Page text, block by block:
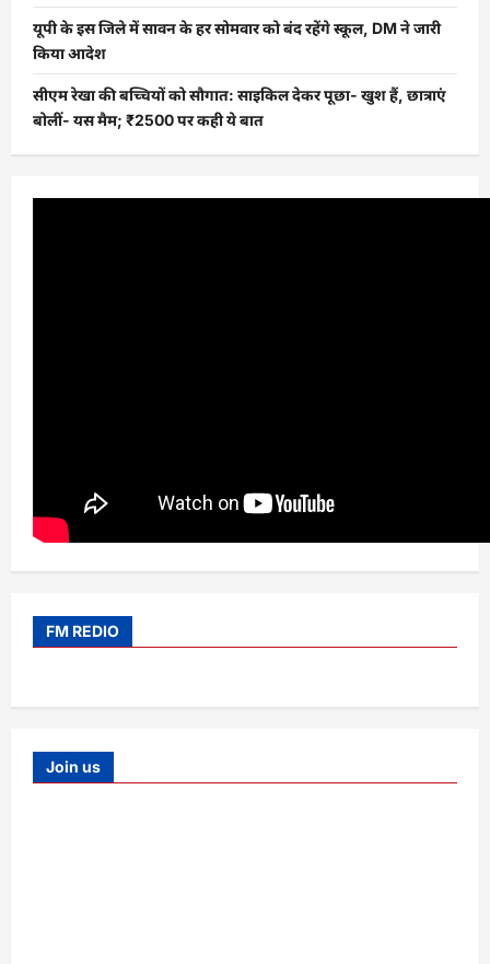
यूपी के इस जिले में सावन के हर सोमवार को बंद रहेंगे स्कूल, DM ने जारी
किया आदेश
सीएम रेखा की बच्चियों को सौगात: साइकिल देकर पूछा- खुश हैं, छात्राएं
बोलीं- यस मैम; ₹2500 पर कही ये बात
FM REDIO
Join us